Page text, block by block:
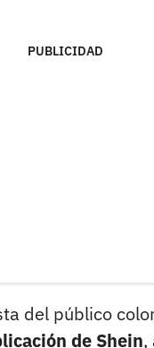
PUBLICIDAD
del público
de Shein,